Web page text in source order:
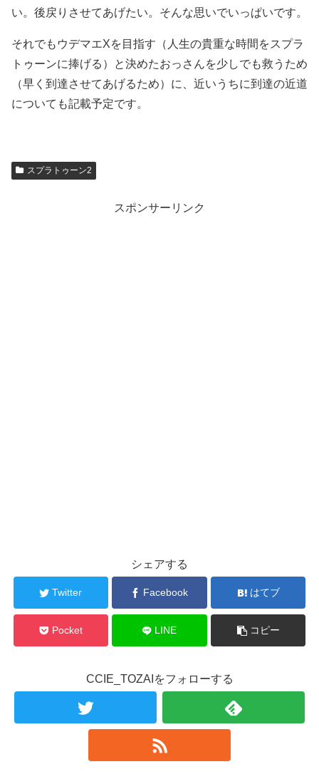
い。後戻りさせてあげたい。そんな思いでいっぱいです。
それでもウデマエXを目指す（人生の貴重な時間をスプラ
トゥーンに捧げる）と決めたおっさんを少しでも救うため
（早く到達させてあげるため）に、近いうちに到達の近道
についても記載予定です。
スプラトゥーン2
スポンサーリンク
シェアする
Twitter Facebook はてブ
Pocket LINE コピー
CCIE_TOZAIをフォローする